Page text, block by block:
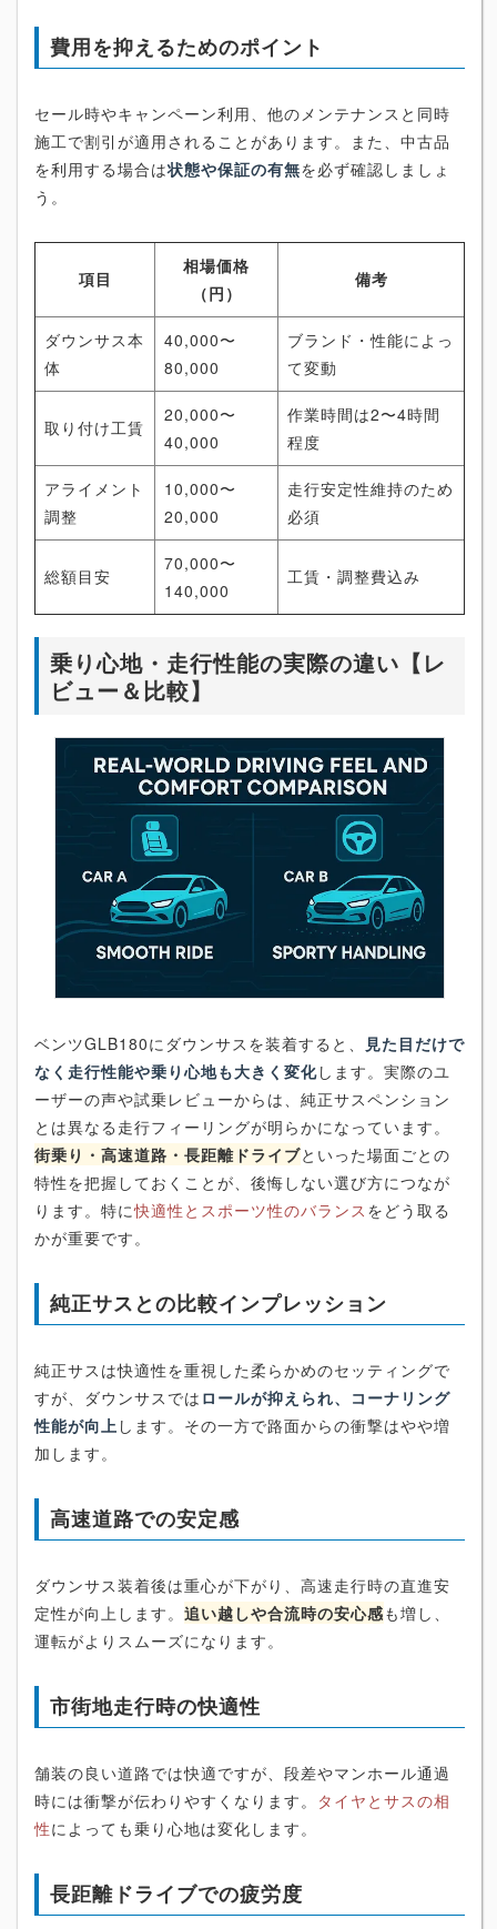
費用を抑えるためのポイント
セール時やキャンペーン利用、他のメンテナンスと同時
施工で割引が適用されることがあります。また、中古品
を利用する場合は状態や保証の有無を必ず確認しましょ
う。
項目
相場価格
（円）
備考
ダウンサス本
体
40,000〜
80,000
ブランド・性能によっ
て変動
取り付け工賃
20,000〜
40,000
作業時間は2〜4時間
程度
アライメント
調整
10,000〜
20,000
走行安定性維持のため
必須
総額目安
70,000〜
140,000
工賃・調整費込み
乗り心地・走行性能の実際の違い【レ
ビュー＆比較】
ベンツGLB180にダウンサスを装着すると、
見た目だけで
なく走行性能や乗り心地も大きく変化します。実際のユ
ーザーの声や試乗レビューからは、純正サスペンション
とは異なる走行フィーリングが明らかになっています。
街乗り・高速道路・長距離ドライブといった場面ごとの
特性を把握しておくことが、後悔しない選び方につなが
ります。特に快適性とスポーツ性のバランス をどう取る
かが重要です。
純正サスとの比較インプレッション
純正サスは快適性を重視した柔らかめのセッティングで
すが、ダウンサスでは ロールが抑えられ、コーナリング
性能が向上 します。その一方で路面からの衝撃はやや増
加します。
高速道路での安定感
ダウンサス装着後は重心が下がり、高速走行時の直進安
定性が向上します。 追い越しや合流時の安心感も増し、
運転がよりスムーズになります。
市街地走行時の快適性
舗装の良い道路では快適ですが、段差やマンホール通過
時には衝撃が伝わりやすくなります。 タイヤとサスの相
性によっても乗り心地は変化します。
長距離ドライブでの疲労度